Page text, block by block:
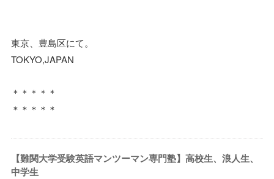
東京、豊島区にて。
TOKYO,JAPAN
＊＊＊＊＊
＊＊＊＊＊
【難関大学受験英語マンツーマン専門塾】高校生、浪人生、
中学生